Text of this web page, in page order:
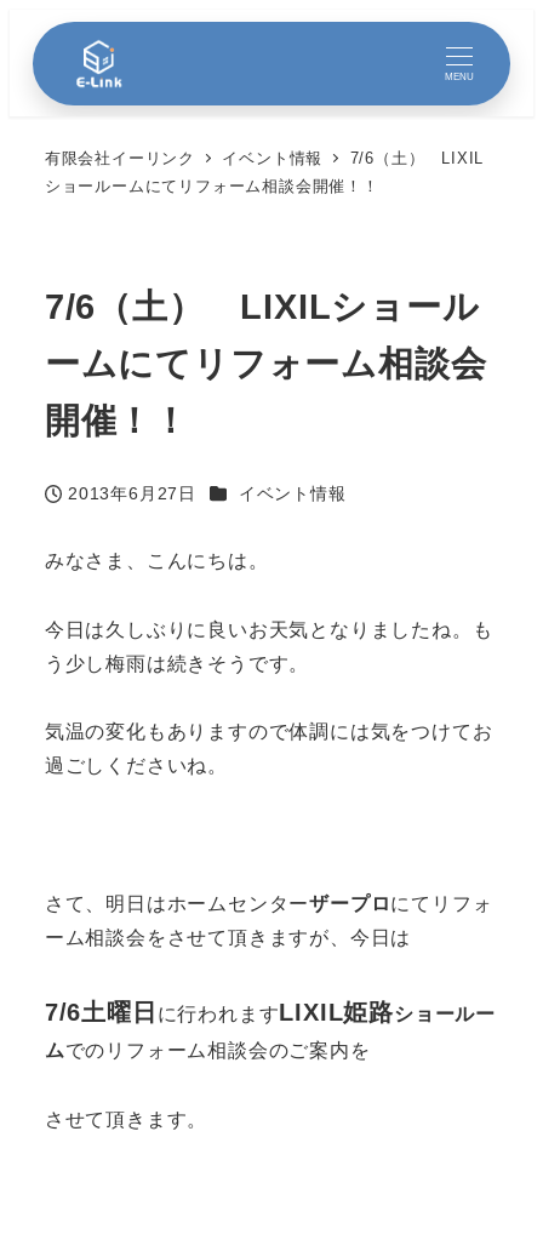
MENU
有限会社イーリンク イベント情報
7/6（土） LIXIL
ショールームにてリフォーム相談会開催！！
7/6（土） LIXILショール
ームにてリフォーム相談会
開催！！
投稿日
2013年6月27日 カテゴリー
イベント情報
みなさま、こんにちは。
今日は久しぶりに良いお天気となりましたね。も
う少し梅雨は続きそうです。
気温の変化もありますので体調には気をつけてお
過ごしくださいね。
さて、明日はホームセンターザープロにてリフォ
ーム相談会をさせて頂きますが、今日は
7/6土曜日 に行われますLIXIL姫路ショールー
ムでのリフォーム相談会のご案内を
させて頂きます。